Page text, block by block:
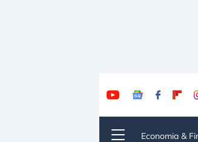
Economia &